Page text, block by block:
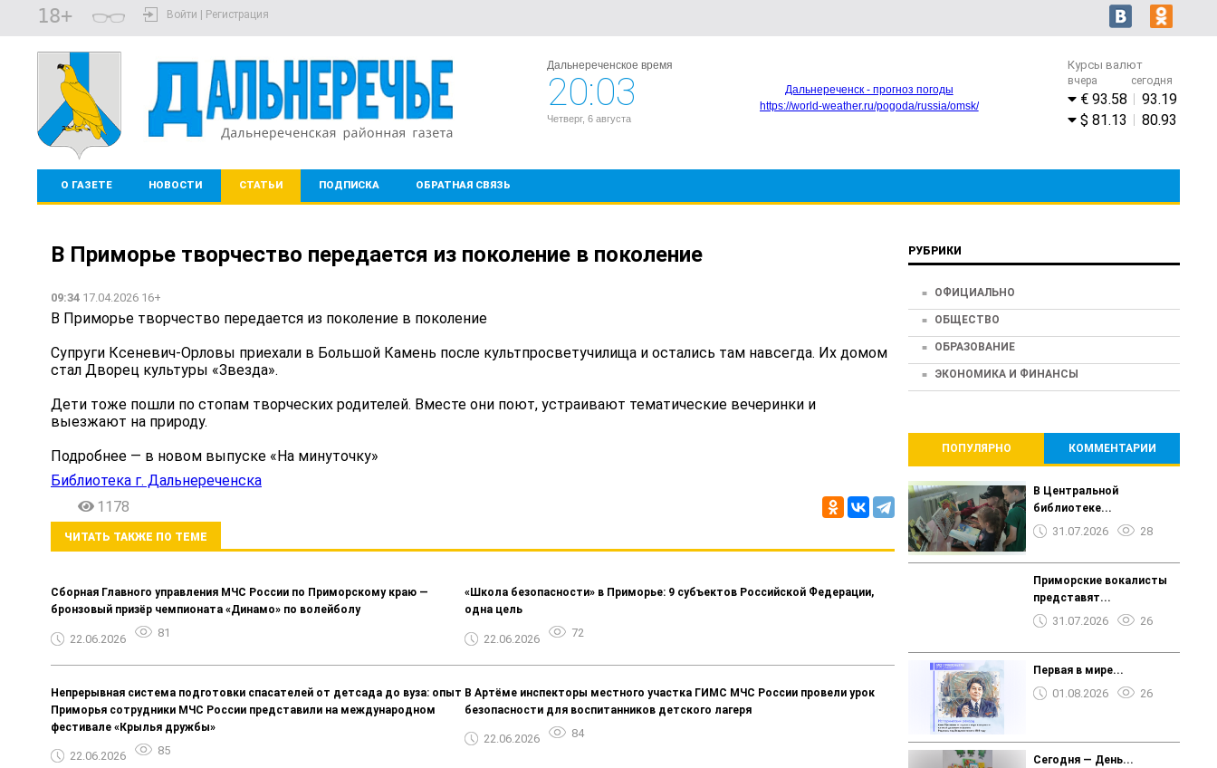
18+ Войти | Регистрация
Дальнереченское время
20:03
Четверг, 6 августа
Дальнереченск - прогноз погоды
https://world-weather.ru/pogoda/russia/omsk/
Курсы валют
вчера сегодня
93.58
93.19
81.13
80.93
О ГАЗЕТЕ НОВОСТИ СТАТЬИ ПОДПИСКА ОБРАТНАЯ СВЯЗЬ
В Приморье творчество передается из поколение в поколение
09:34 17.04.2026 16+
В Приморье творчество передается из поколение в поколение
Супруги Ксеневич-Орловы приехали в Большой Камень после культпросветучилища и остались там навсегда. Их домом
стал Дворец культуры «Звезда».
Дети тоже пошли по стопам творческих родителей. Вместе они поют, устраивают тематические вечеринки и
выезжают на природу.
Подробнее — в новом выпуске «На минуточку»
Библиотека г. Дальнереченска
1178
ЧИТАТЬ ТАКЖЕ ПО ТЕМЕ
Сборная Главного управления МЧС России по Приморскому краю —
бронзовый призёр чемпионата «Динамо» по волейболу
22.06.2026 81
«Школа безопасности» в Приморье: 9 субъектов Российской Федерации,
одна цель
22.06.2026 72
Непрерывная система подготовки спасателей от детсада до вуза: опыт
Приморья сотрудники МЧС России представили на международном
фестивале «Крылья дружбы»
22.06.2026 85
В Артёме инспекторы местного участка ГИМС МЧС России провели урок
безопасности для воспитанников детского лагеря
22.06.2026 84
РУБРИКИ
ОФИЦИАЛЬНО
ОБЩЕСТВО
ОБРАЗОВАНИЕ
ЭКОНОМИКА И ФИНАНСЫ
ПОПУЛЯРНО КОММЕНТАРИИ
В Центральной
библиотеке...
31.07.2026 28
Приморские вокалисты
представят...
31.07.2026 26
Первая в мире...
01.08.2026 26
Сегодня — День...